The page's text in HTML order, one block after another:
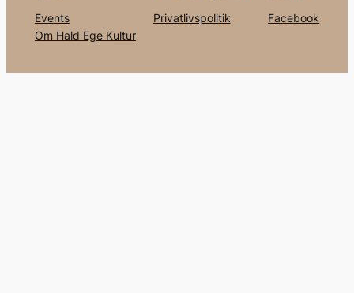
Events
Om Hald Ege Kultur
Privatlivspolitik Facebook